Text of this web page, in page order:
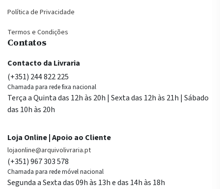
Política de Privacidade
Termos e Condições
Contatos
Contacto da Livraria
(+351) 244 822 225
Chamada para rede fixa nacional
Terça a Quinta das 12h às 20h | Sexta das 12h às 21h | Sábado
das 10h às 20h
Loja Online | Apoio ao Cliente
lojaonline@arquivolivraria.pt
(+351) 967 303 578
Chamada para rede móvel nacional
Segunda a Sexta das 09h às 13h e das 14h às 18h